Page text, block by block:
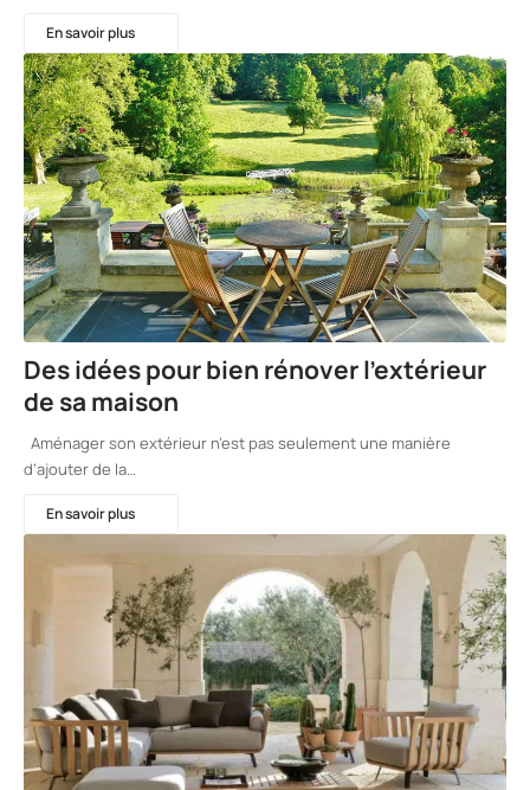
En savoir plus
Des idées pour bien rénover l’extérieur
de sa maison
Aménager son extérieur n’est pas seulement une manière
d’ajouter de la…
En savoir plus